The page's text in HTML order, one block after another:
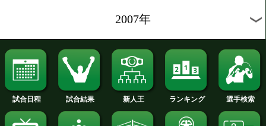
2015年